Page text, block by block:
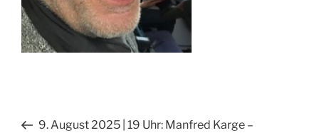
Beitragsnavigation
Vorheriger
9. August 2025 | 19 Uhr: Manfred Karge –